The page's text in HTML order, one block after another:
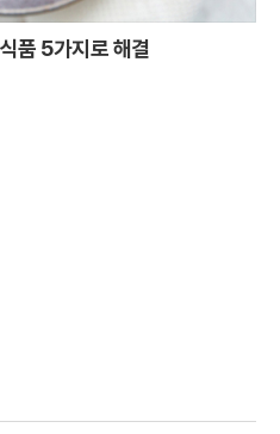
품 5가지로 해결